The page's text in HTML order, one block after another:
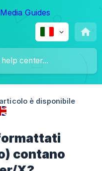
è disponibile
contano